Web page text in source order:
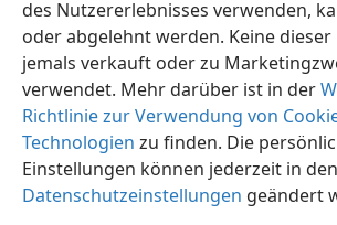
des Nutzererlebnisses verwenden,
oder abgelehnt werden. Keine
jemals verkauft oder zu
verwendet. Mehr darüber ist in der
Richtlinie zur Verwendung von
Technologien zu finden. Die
Einstellungen können jederzeit in den
Datenschutzeinstellungen geändert
Deutsch Teilen
Copyright © 2026 Watch Tower Bible and Tract
Nutzungsbedingungen
Datenschutzeinstellungen
JW.ORG